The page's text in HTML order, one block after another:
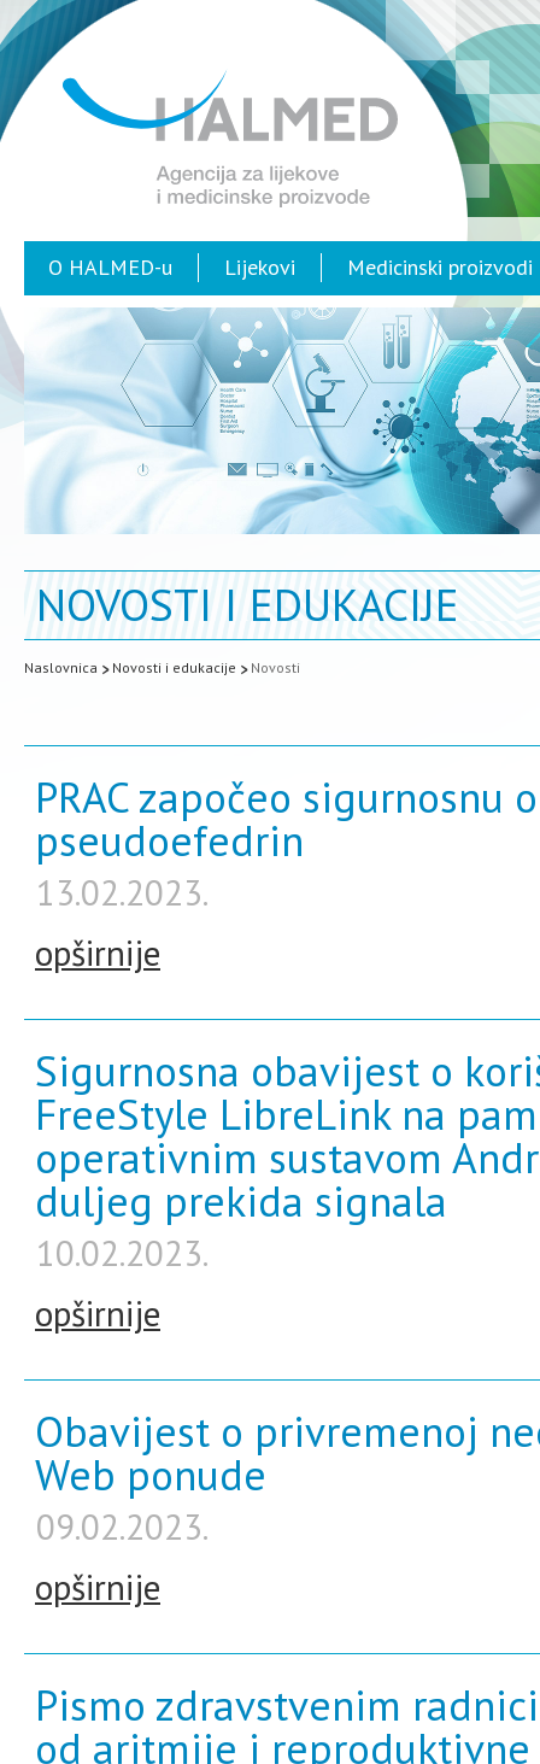
O HALMED-u Lijekovi Medicinski proizvodi
NOVOSTI I EDUKACIJE
Naslovnica Novosti i edukacije Novosti
PRAC započeo
pseudoefedrin
13.02.2023.
opširnije
Sigurnosna obavijest o
FreeStyle LibreLink na
operativnim sustavom
duljeg prekida signala
10.02.2023.
opširnije
Obavijest o privremenoj
Web ponude
09.02.2023.
opširnije
Pismo zdravstvenim
od aritmije i